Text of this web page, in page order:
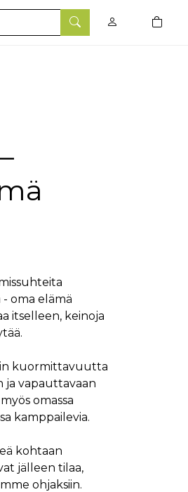
Hae
0
oma elämä
itselleen, keinoja
kuormittavuutta
ja vapauttavaan
omassa
kamppailevia.
kohtaan
jälleen tilaa,
ohjaksiin.